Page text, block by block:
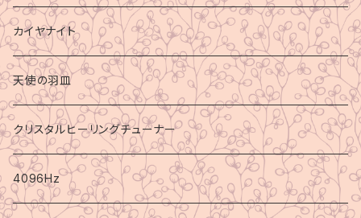
カイヤナイト
天使の羽皿
クリスタルヒーリングチューナー
4096Hz